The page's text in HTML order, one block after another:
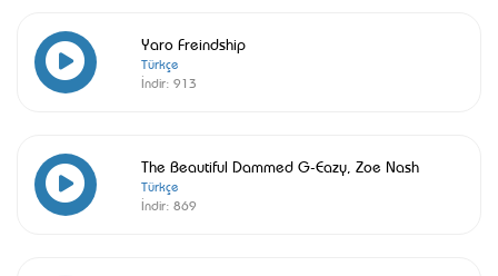
Yaro Freindship
Türkçe
İndir: 913
The Beautiful Dammed G-Eazy, Zoe Nash
Türkçe
İndir: 869